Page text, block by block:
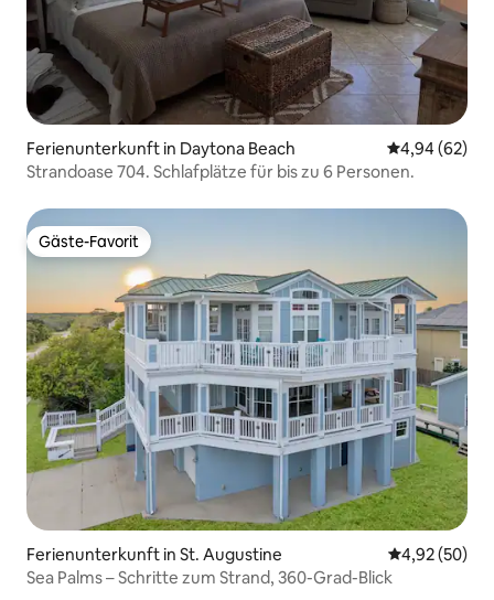
Ferienunterkunft in Daytona Beach
4,94 (62)
Strandoase 704. Schlafplätze für bis zu 6 Personen.
Gäste-Favorit
Gäste-Favorit
Ferienunterkunft in St. Augustine
4,92 (50)
Sea Palms – Schritte zum Strand, 360-Grad-Blick